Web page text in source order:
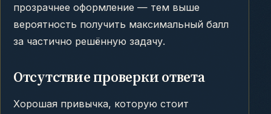
прозрачнее оформление — тем выше
вероятность получить максимальный балл
за частично решённую задачу.
Отсутствие проверки ответа
Хорошая привычка, которую стоит